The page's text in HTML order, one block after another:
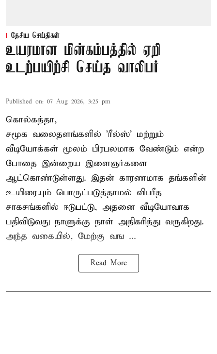
தேசிய செய்திகள்
உயரமான மின்கம்பத்தில் ஏறி
உடற்பயிற்சி செய்த வாலிபர்
Published on: 07 Aug 2026, 3:25 pm
கொல்கத்தா,
சமூக வலைதளங்களில் 'ரீல்ஸ்' மற்றும்
வீடியோக்கள் மூலம் பிரபலமாக வேண்டும் என்ற
போதை இன்றைய இளைஞர்களை
ஆட்கொண்டுள்ளது. இதன் காரணமாக தங்களின்
உயிரையும் பொருட்படுத்தாமல் விபரீத
சாகசங்களில் ஈடுபட்டு, அதனை வீடியோவாக
பதிவிடுவது நாளுக்கு நாள் அதிகரித்து வருகிறது.
அந்த வகையில், மேற்கு வங ...
Read More